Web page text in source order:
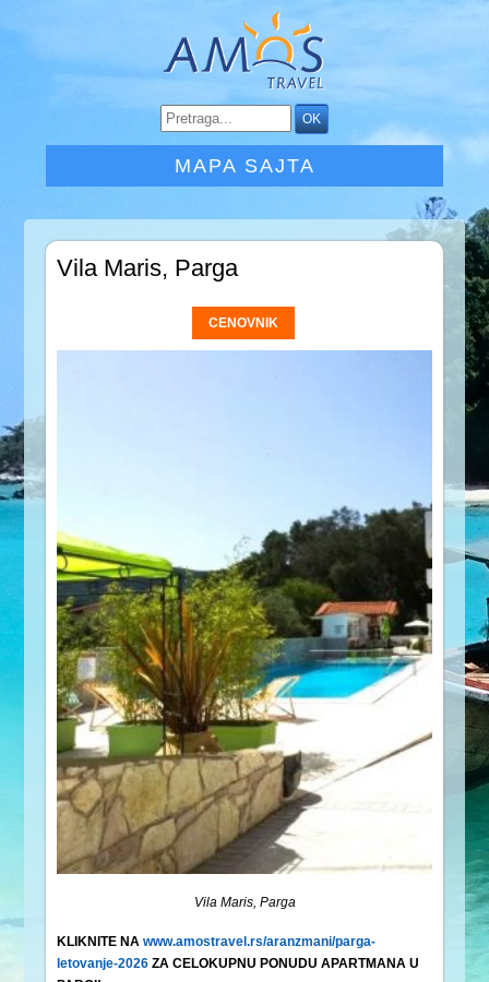
MAPA SAJTA
Vila Maris, Parga
CENOVNIK
Vila Maris, Parga
KLIKNITE NAwww.amostravel.rs/aranzmani/parga-
letovanje-2026 ZA CELOKUPNU PONUDU APARTMANA U